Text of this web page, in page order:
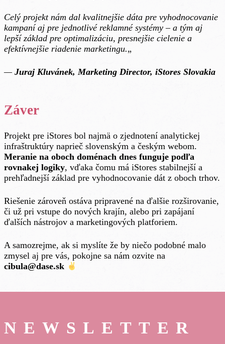
Celý projekt nám dal kvalitnejšie dáta pre vyhodnocovanie
kampaní aj pre jednotlivé reklamné systémy – a tým aj
lepší základ pre optimalizáciu, presnejšie cielenie a
efektívnejšie riadenie marketingu.„
— Juraj Kluvánek, Marketing Director, iStores Slovakia
Záver
Projekt pre iStores bol najmä o zjednotení analytickej
infraštruktúry naprieč slovenským a českým webom.
Meranie na oboch doménach dnes funguje podľa
rovnakej logiky, vďaka čomu má iStores stabilnejší a
prehľadnejší základ pre vyhodnocovanie dát z oboch trhov.
Riešenie zároveň ostáva pripravené na ďalšie rozširovanie,
či už pri vstupe do nových krajín, alebo pri zapájaní
ďalších nástrojov a marketingových platforiem.
A samozrejme, ak si myslíte že by niečo podobné malo
zmysel aj pre vás, pokojne sa nám ozvite na
cibula@dase.sk
NEWSLETTER